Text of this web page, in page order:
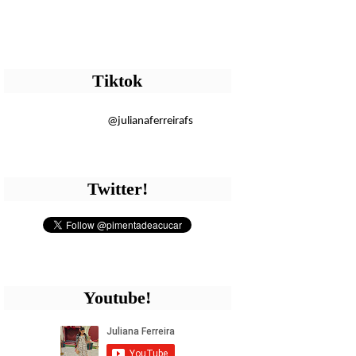
Tiktok
@julianaferreirafs
Twitter!
Youtube!